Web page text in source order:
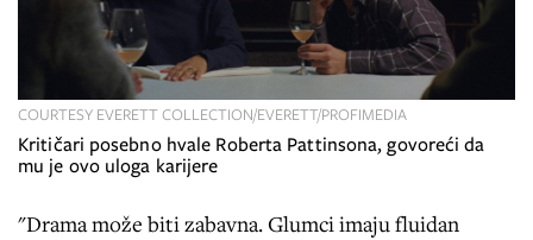
Kritičari posebno hvale Roberta Pattinsona, govoreći da
mu je ovo uloga karijere
COURTESY EVERETT COLLECTION/EVERETT/PROFIMEDIA
"Drama može biti zabavna. Glumci imaju fluidan